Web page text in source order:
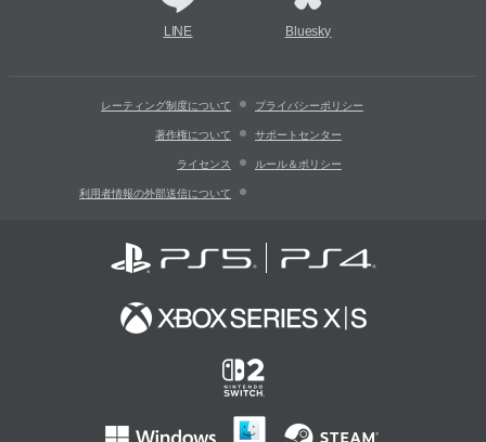
LINE Bluesky
レーティング制度について プライバシーポリシー
著作権について サポートセンター
ライセンス ルール＆ポリシー
利用者情報の外部送信について